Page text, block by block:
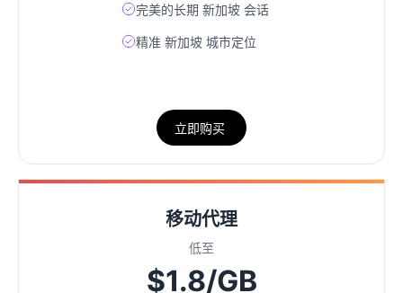
完美的长期 新加坡 会话
精准 新加坡 城市定位
立即购买
移动代理
低至
$1.8/GB